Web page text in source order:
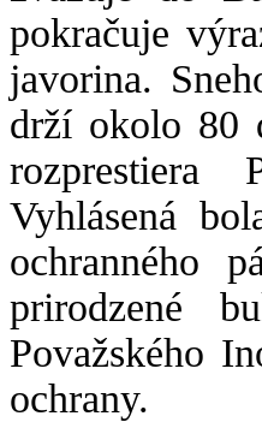
pokračuje
javorina.
drží okolo 80
rozprestiera
Vyhlásená
ochranného
prirodzené
Považského
ochrany.